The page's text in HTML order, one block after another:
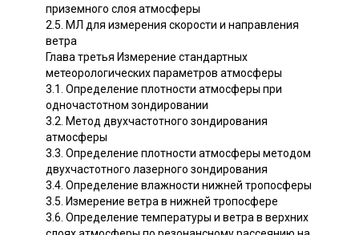
приземного слоя атмосферы
2.5. МЛ для измерения скорости и направления
ветра
Глава третья Измерение стандартных
метеорологических параметров атмосферы
3.1. Определение плотности атмосферы при
одночастотном зондировании
3.2. Метод двухчастотного зондирования
атмосферы
3.3. Определение плотности атмосферы методом
двухчастотного лазерного зондирования
3.4. Определение влажности нижней тропосферы
3.5. Измерение ветра в нижней тропосфере
3.6. Определение температуры и ветра в верхних